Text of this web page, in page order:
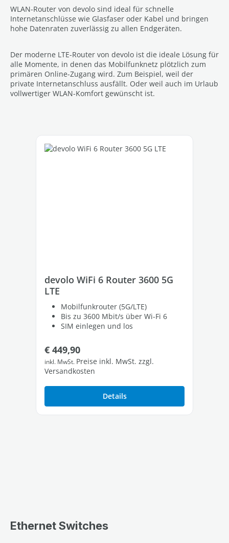
WLAN-Router von devolo sind ideal für schnelle
Internetanschlüsse wie Glasfaser oder Kabel und bringen
hohe Datenraten zuverlässig zu allen Endgeräten.
Der moderne LTE-Router von devolo ist die ideale Lösung für
alle Momente, in denen das Mobilfunknetz plötzlich zum
primären Online-Zugang wird. Zum Beispiel, weil der
private Internetanschluss ausfällt. Oder weil auch im Urlaub
vollwertiger WLAN-Komfort gewünscht ist.
Produktgalerie überspringen
devolo WiFi 6 Router 3600 5G
LTE
Mobilfunkrouter (5G/LTE)
Bis zu 3600 Mbit/s über Wi-Fi 6
SIM einlegen und los
Regulärer Preis:
€ 449,90
inkl. MwSt. Preise inkl. MwSt. zzgl.
Versandkosten
Details
Ethernet Switches